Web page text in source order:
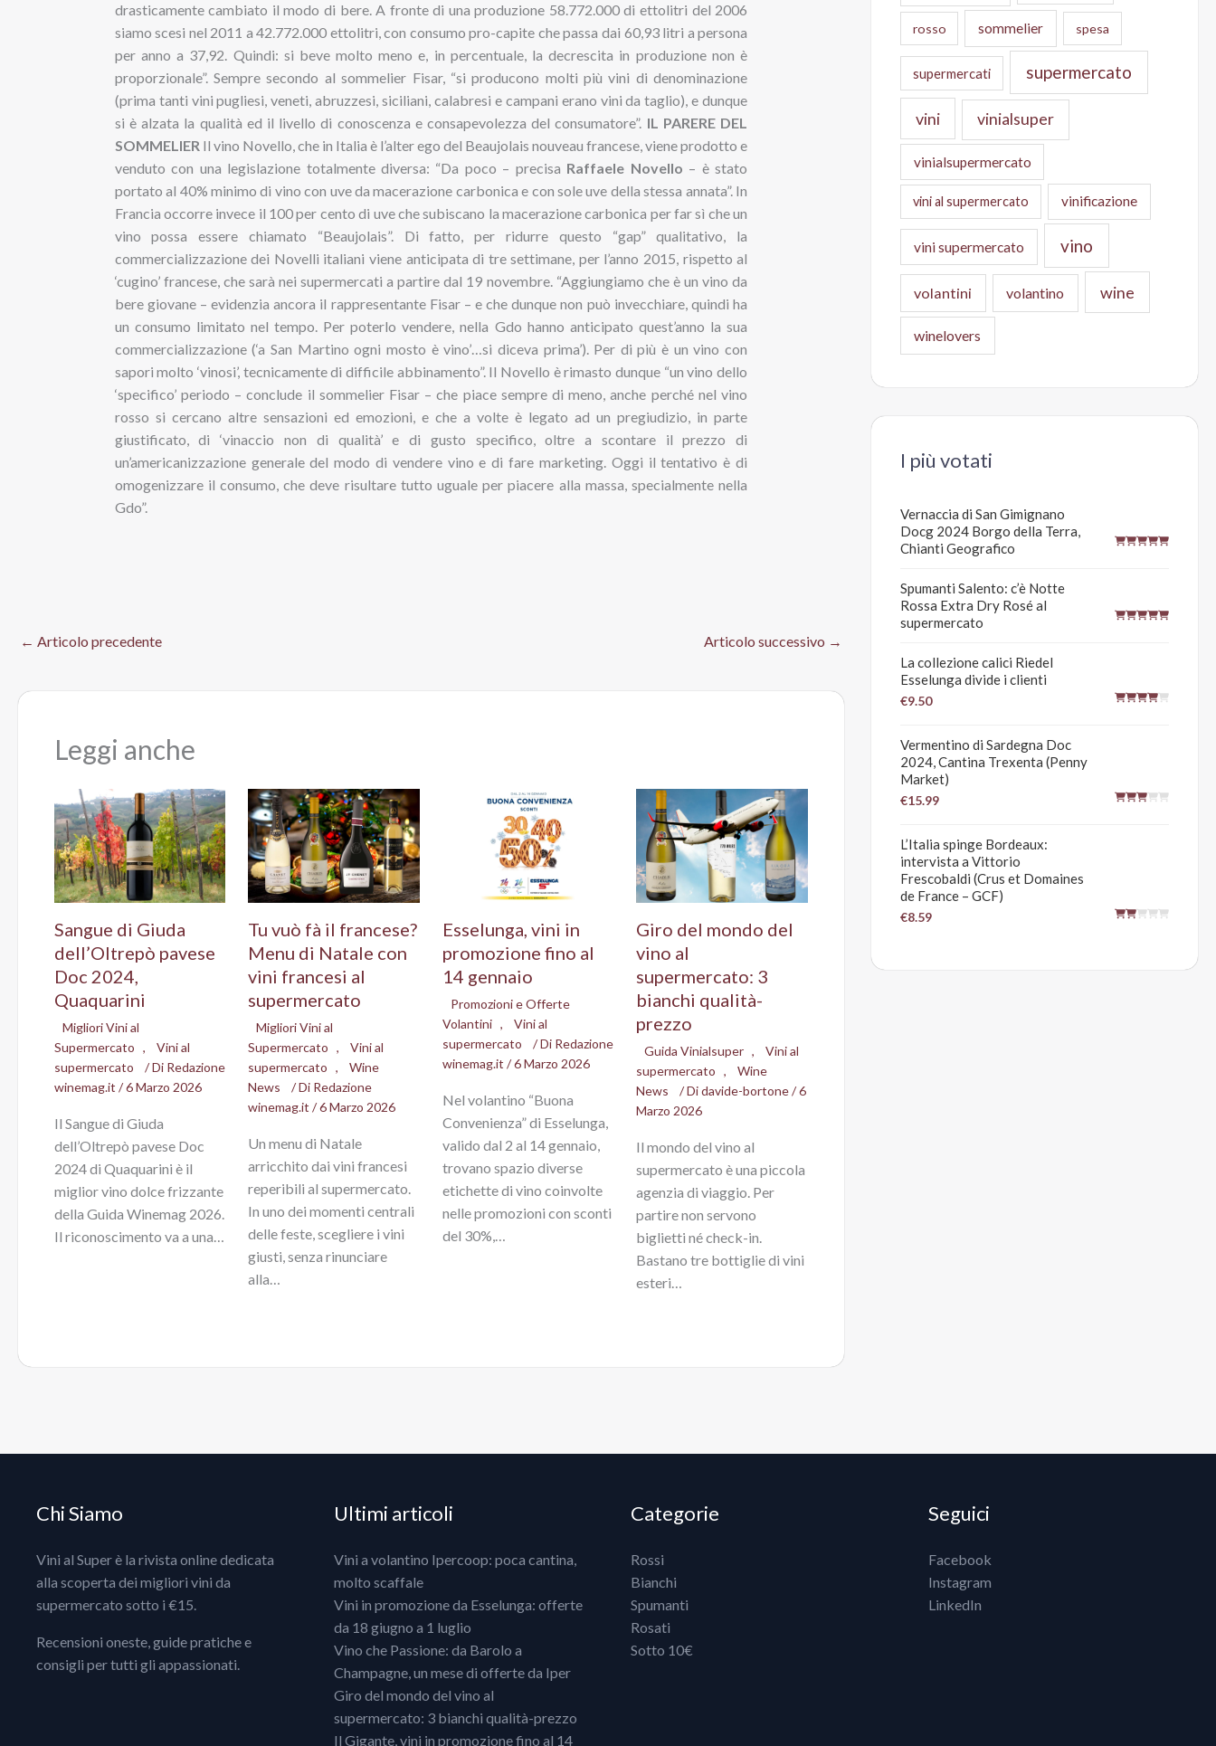
drasticamente cambiato il modo di bere. A fronte di una produzione 58.772.000 di ettolitri del 2006
siamo scesi nel 2011 a 42.772.000 ettolitri, con consumo pro-capite che passa dai 60,93 litri a persona
per anno a 37,92. Quindi: si beve molto meno e, in percentuale, la decrescita in produzione non è
proporzionale”. Sempre secondo al sommelier Fisar, “si producono molti più vini di denominazione
(prima tanti vini pugliesi, veneti, abruzzesi, siciliani, calabresi e campani erano vini da taglio), e dunque
si è alzata la qualità ed il livello di conoscenza e consapevolezza del consumatore”. IL PARERE DEL
SOMMELIER Il vino Novello, che in Italia è l’alter ego del Beaujolais nouveau francese, viene prodotto e
venduto con una legislazione totalmente diversa: “Da poco – precisa Raffaele Novello – è stato
portato al 40% minimo di vino con uve da macerazione carbonica e con sole uve della stessa annata”. In
Francia occorre invece il 100 per cento di uve che subiscano la macerazione carbonica per far sì che un
vino possa essere chiamato “Beaujolais”. Di fatto, per ridurre questo “gap” qualitativo, la
commercializzazione dei Novelli italiani viene anticipata di tre settimane, per l’anno 2015, rispetto al
‘cugino’ francese, che sarà nei supermercati a partire dal 19 novembre. “Aggiungiamo che è un vino da
bere giovane – evidenzia ancora il rappresentante Fisar – e che dunque non può invecchiare, quindi ha
un consumo limitato nel tempo. Per poterlo vendere, nella Gdo hanno anticipato quest’anno la sua
commercializzazione (‘a San Martino ogni mosto è vino’…si diceva prima’). Per di più è un vino con
sapori molto ‘vinosi’, tecnicamente di difficile abbinamento”. Il Novello è rimasto dunque “un vino dello
‘specifico’ periodo – conclude il sommelier Fisar – che piace sempre di meno, anche perché nel vino
rosso si cercano altre sensazioni ed emozioni, e che a volte è legato ad un pregiudizio, in parte
giustificato, di ‘vinaccio non di qualità’ e di gusto specifico, oltre a scontare il prezzo di
un’americanizzazione generale del modo di vendere vino e di fare marketing. Oggi il tentativo è di
omogenizzare il consumo, che deve risultare tutto uguale per piacere alla massa, specialmente nella
Gdo”.
← Articolo precedente Articolo successivo →
Leggi anche
Sangue di Giuda
dell’Oltrepò pavese
Doc 2024,
Quaquarini
Migliori Vini al
Supermercato ,
Vini al
supermercato
/ Di Redazione
winemag.it /6 Marzo 2026
Il Sangue di Giuda
dell’Oltrepò pavese Doc
2024 di Quaquarini è il
miglior vino dolce frizzante
della Guida Winemag 2026.
Il riconoscimento va a una…
Tu vuò fà il francese?
Menu di Natale con
vini francesi al
supermercato
Migliori Vini al
Supermercato
,
Vini al
supermercato
,
Wine
News
/ Di Redazione
winemag.it/6 Marzo 2026
Un menu di Natale
arricchito dai vini francesi
reperibili al supermercato.
In uno dei momenti centrali
delle feste, scegliere i vini
giusti, senza rinunciare
alla…
Esselunga, vini in
promozione fino al
14 gennaio
Promozioni e Offerte
Volantini ,
Vini al
supermercato
/ Di Redazione
winemag.it /6 Marzo 2026
Nel volantino “Buona
Convenienza” di Esselunga,
valido dal 2 al 14 gennaio,
trovano spazio diverse
etichette di vino coinvolte
nelle promozioni con sconti
del 30%,…
Giro del mondo del
vino al
supermercato: 3
bianchi qualità-
prezzo
Guida Vinialsuper ,
Vini al
supermercato
,
Wine
News
/ Didavide-bortone/6
Marzo 2026
Il mondo del vino al
supermercato è una piccola
agenzia di viaggio. Per
partire non servono
biglietti né check-in.
Bastano tre bottiglie di vini
esteri…
rosso sommelier spesa
supermercati supermercato
vini vinialsuper
vinialsupermercato
vini al supermercato vinificazione
vini supermercato vino
volantini volantino wine
winelovers
I più votati
Vernaccia di San Gimignano
Docg 2024 Borgo della Terra,
Chianti Geografico
Spumanti Salento: c’è Notte
Rossa Extra Dry Rosé al
supermercato
La collezione calici Riedel
Esselunga divide i clienti
€9.50
Vermentino di Sardegna Doc
2024, Cantina Trexenta (Penny
Market)
€15.99
L’Italia spinge Bordeaux:
intervista a Vittorio
Frescobaldi (Crus et Domaines
de France – GCF)
€8.59
Chi Siamo
Vini al Super è la rivista online dedicata
alla scoperta dei migliori vini da
supermercato sotto i €15.
Recensioni oneste, guide pratiche e
consigli per tutti gli appassionati.
Ultimi articoli
Vini a volantino Ipercoop: poca cantina,
molto scaffale
Vini in promozione da Esselunga: offerte
da 18 giugno a 1 luglio
Vino che Passione: da Barolo a
Champagne, un mese di offerte da Iper
Giro del mondo del vino al
supermercato: 3 bianchi qualità-prezzo
Il Gigante, vini in promozione fino al 14
Categorie
Rossi
Bianchi
Spumanti
Rosati
Sotto 10€
Seguici
Facebook
Instagram
LinkedIn